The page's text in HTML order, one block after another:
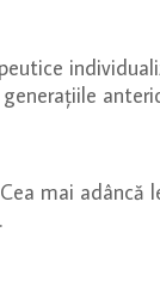
mai adâncă